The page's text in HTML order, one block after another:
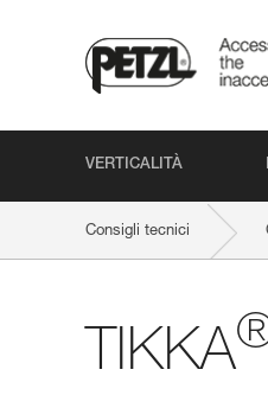
VERTICALITÀ
Consigli tecnici
TIKKA